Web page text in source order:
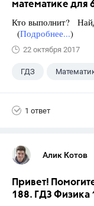
математике для
Кто выполнит?
(Подробнее...)
22 октября 2017
ГДЗ
1 ответ
Алик Котов
Привет!
188. ГДЗ Физика